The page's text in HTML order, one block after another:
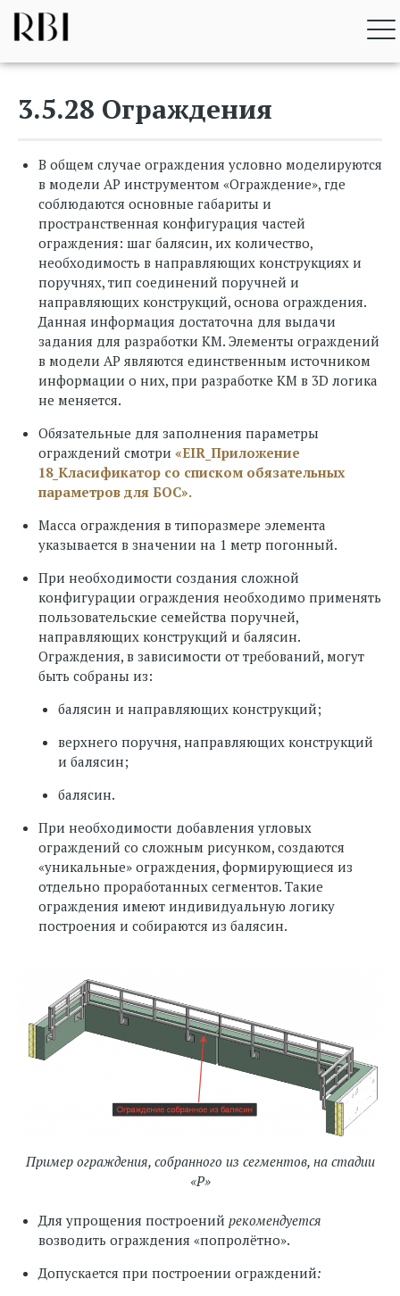
Перейти
содержимому
RBI BIM STANDARD
3.5.28 Ограждения
В общем случае ограждения условно моделируются
в модели АР инструментом «Ограждение», где
соблюдаются основные габариты и
пространственная конфигурация частей
ограждения: шаг балясин, их количество,
необходимость в направляющих конструкциях и
поручнях, тип соединений поручней и
направляющих конструкций, основа ограждения.
Данная информация достаточна для выдачи
задания для разработки КМ. Элементы ограждений
в модели АР являются единственным источником
информации о них, при разработке КМ в 3D логика
не меняется.
Обязательные для заполнения параметры
ограждений смотри «EIR_Приложение
18_Класификатор со списком обязательных
параметров для БОС».
Масса ограждения в типоразмере элемента
указывается в значении на 1 метр погонный.
При необходимости создания сложной
конфигурации ограждения необходимо применять
пользовательские семейства поручней,
направляющих конструкций и балясин.
Ограждения, в зависимости от требований, могут
быть собраны из:
балясин и направляющих конструкций;
верхнего поручня, направляющих конструкций
и балясин;
балясин.
При необходимости добавления угловых
ограждений со сложным рисунком, создаются
«уникальные» ограждения, формирующиеся из
отдельно проработанных сегментов. Такие
ограждения имеют индивидуальную логику
построения и собираются из балясин.
Пример ограждения, собранного из сегментов, на стадии
«Р»
Для упрощения построений рекомендуется
возводить ограждения «попролётно».
Допускается при построении ограждений: